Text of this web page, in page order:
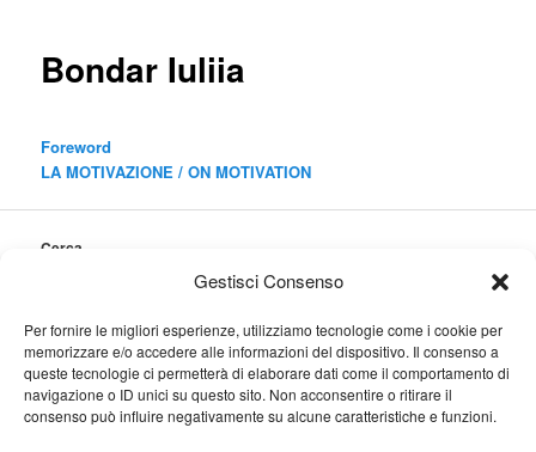
Gestisci Consenso
Per fornire le migliori esperienze, utilizziamo tecnologie come i cookie per
memorizzare e/o accedere alle informazioni del dispositivo. Il consenso a
queste tecnologie ci permetterà di elaborare dati come il comportamento di
navigazione o ID unici su questo sito. Non acconsentire o ritirare il
consenso può influire negativamente su alcune caratteristiche e funzioni.
Bondar Iuliia
Foreword
LA MOTIVAZIONE /ON MOTIVATION
Cerca
Cerca
Proudly powered by WordPress